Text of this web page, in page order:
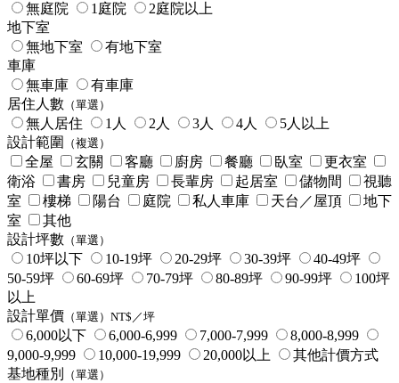
無庭院
1庭院
2庭院以上
地下室
無地下室
有地下室
車庫
無車庫
有車庫
居住人數 （單選）
無人居住 1人 2人 3人 4人
5人以上
設計範圍
（複選）
全屋 玄關 客廳 廚房 餐廳 臥室
更衣室
衛浴
書房 兒童房 長輩房 起居室 儲物間
視聽
室
樓梯 陽台 庭院 私人車庫 天台／屋頂
地下
室
其他
設計坪數 （單選）
10坪以下 10-19坪 20-29坪 30-39坪
40-49坪
50-59坪
60-69坪 70-79坪 80-89坪 90-99坪
100坪
以上
設計單價 （單選）NT$／坪
6,000以下 6,000-6,999 7,000-7,999
8,000-8,999
9,000-9,999
10,000-19,999 20,000以上
其他計價方式
基地種別
（單選）